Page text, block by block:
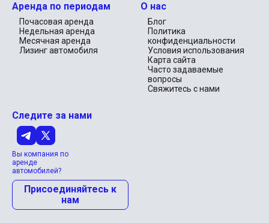
Аренда по периодам
Почасовая аренда
Недельная аренда
Месячная аренда
Лизинг автомобиля
О нас
Блог
Политика
конфиденциальности
Условия использования
Карта сайта
Часто задаваемые
вопросы
Свяжитесь с нами
Следите за нами
Вы компания по
аренде
автомобилей?
Присоединяйтесь к
нам